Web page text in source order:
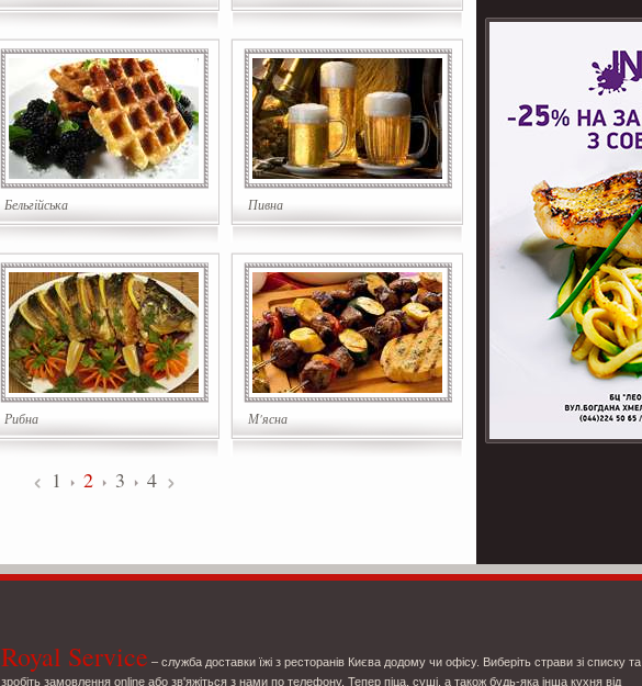
Бельгійська Пивна
Рибна М'ясна
1 2 3 4
Royal Service – служба доставки їжі з ресторанів Києва додому чи офісу. Виберіть страви зі списку та
зробіть замовлення online або зв'яжіться з нами по телефону. Тепер піца, суші, а також будь-яка інша кухня від